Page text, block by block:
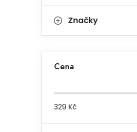
Značky
Cena
329 Kč